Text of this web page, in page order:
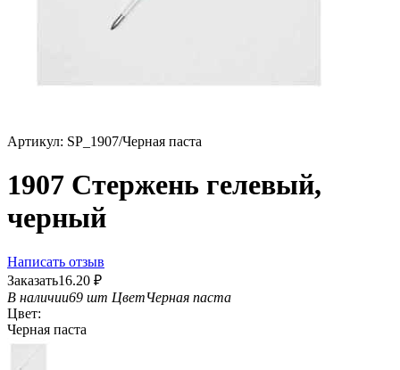
Артикул: SP_1907/Черная паста
1907 Стержень гелевый,
черный
Написать отзыв
Заказать16.20 ₽
В наличии69 шт ЦветЧерная паста
Цвет:
Черная паста